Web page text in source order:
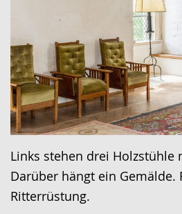
Links stehen drei Holzstühle
Darüber hängt ein Gemälde.
Ritterrüstung.